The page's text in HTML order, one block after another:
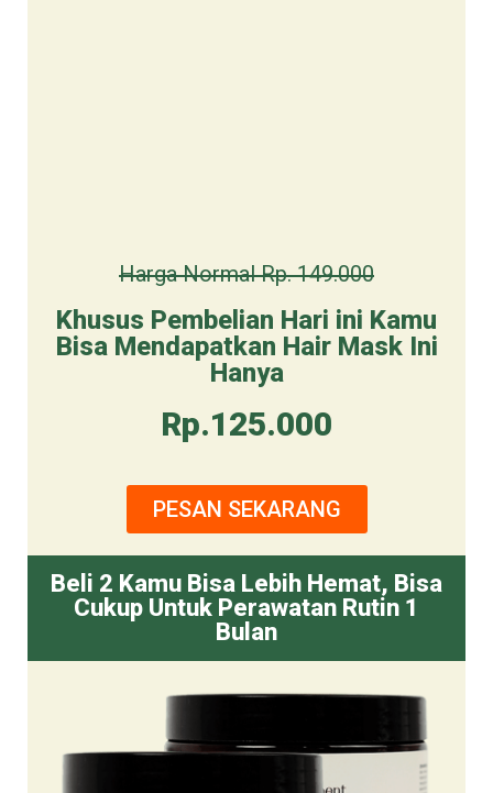
Harga Normal Rp. 149.000
Khusus Pembelian Hari ini Kamu
Bisa Mendapatkan Hair Mask Ini
Hanya
Rp.125.000
PESAN SEKARANG
Beli 2 Kamu Bisa Lebih Hemat, Bisa
Cukup Untuk Perawatan Rutin 1
Bulan